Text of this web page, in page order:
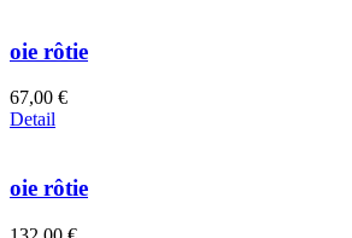
oie rôtie
67,00 €
Detail
oie rôtie